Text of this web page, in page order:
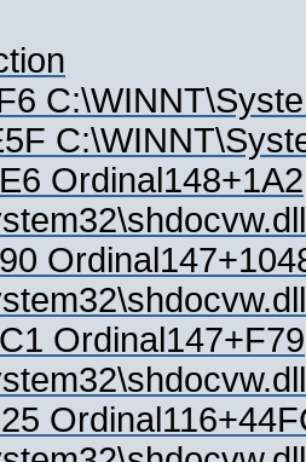
Ordinal148+1A2
Ordinal147+F79